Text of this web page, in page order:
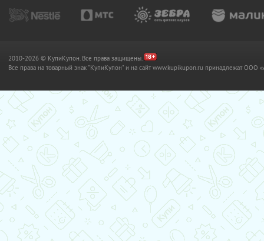
2010-2026 © КупиКупон. Все права защищены.
Все права на товарный знак "КупиКупон" и на сайт www.kupikupon.ru принадлежат